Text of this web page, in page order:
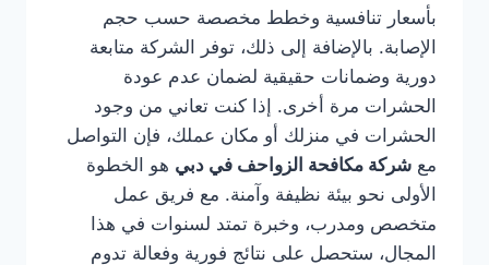
بأسعار تنافسية وخطط مخصصة حسب حجم
الإصابة. بالإضافة إلى ذلك، توفر الشركة متابعة
دورية وضمانات حقيقية لضمان عدم عودة
الحشرات مرة أخرى. إذا كنت تعاني من وجود
الحشرات في منزلك أو مكان عملك، فإن التواصل
مع شركة مكافحة الزواحف في دبي هو الخطوة
الأولى نحو بيئة نظيفة وآمنة. مع فريق عمل
متخصص ومدرب، وخبرة تمتد لسنوات في هذا
المجال، ستحصل على نتائج فورية وفعالة تدوم